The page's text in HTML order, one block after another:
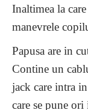
Inaltimea la
manevrele
Papusa are in
Contine un
jack care intra
care se pune